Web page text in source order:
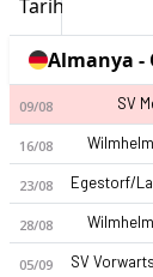
Tarih
Almanya -
09/08 SV
16/08
23/08
28/08
05/09